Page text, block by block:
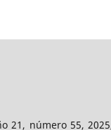
21, número 55,